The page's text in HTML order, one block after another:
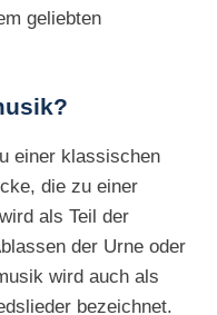
geliebten
einer klassischen
die zu einer
als Teil der
der Urne oder
wird auch als
bezeichnet.